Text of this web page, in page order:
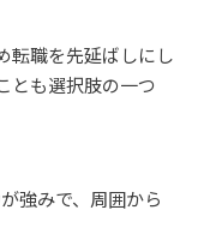
転職を先延ばしにし
とも選択肢の一つ
強みで、周囲から